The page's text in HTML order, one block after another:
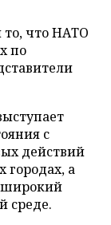
что НАТО
по
с
действий
городах, а
широкий
среде.